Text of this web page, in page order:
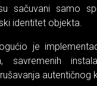
sačuvani samo
identitet objekta.
je
savremenih
autentičnog